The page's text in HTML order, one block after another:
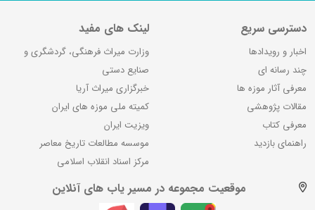
دسترسی سریع
اخبار و رویدادها
چند رسانه ای
معرفی آثار موزه ها
مقالات پژوهشی
معرفی کتاب
راهنمای بازدید
لینک های مفید
وزارت میراث فرهنگی، گردشگری و
صنایع دستی
خبرگزاری میراث آریا
کمیته ملی موزه های ایران
ویزیت ایران
موسسه مطالعات تاریخ معاصر
مرکز اسناد انقلاب اسلامی
موقعیت مجموعه در مسیر یاب های آنلاین